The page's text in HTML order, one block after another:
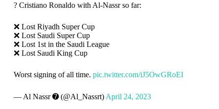
? Cristiano Ronaldo with Al-Nassr so far:
❌ Lost Riyadh Super Cup
❌ Lost Saudi Super Cup
❌ Lost 1st in the Saudi League
❌ Lost Saudi King Cup
Worst signing of all time. pic.twitter.com/iJ5OwGRoEI
— Al Nassr ➐ (@Al_Nassrt) April 24, 2023